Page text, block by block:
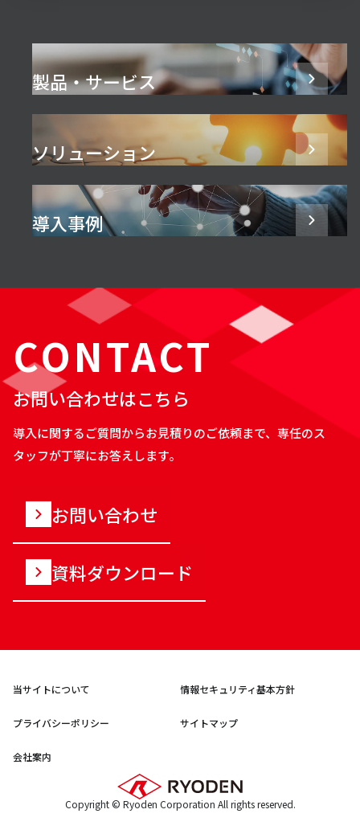
製品・サービス
ソリューション
導入事例
CONTACT
お問い合わせはこちら
導入に関するご質問からお見積りのご依頼まで、専任のス
タッフが丁寧にお答えします。
お問い合わせ
資料ダウンロード
当サイトについて 情報セキュリティ基本方針
プライバシーポリシー サイトマップ
会社案内
Copyright © Ryoden Corporation All rights reserved.